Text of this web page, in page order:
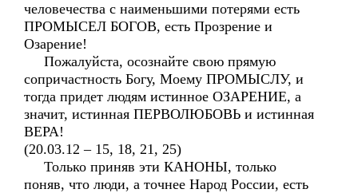
человечества с наименьшими потерями есть
ПРОМЫСЕЛ БОГОВ, есть Прозрение и
Озарение!
Пожалуйста, осознайте свою прямую
сопричастность Богу, Моему ПРОМЫСЛУ, и
тогда придет людям истинное ОЗАРЕНИЕ, а
значит, истинная ПЕРВОЛЮБОВЬ и истинная
ВЕРА!
(20.03.12 – 15, 18, 21, 25)
Только приняв эти КАНОНЫ, только
поняв, что люди, а точнее Народ России, есть